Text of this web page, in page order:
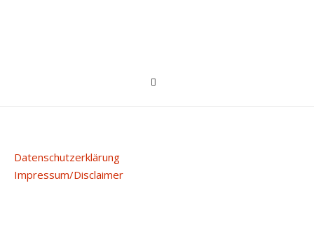
Datenschutzerklärung
Impressum/Disclaimer